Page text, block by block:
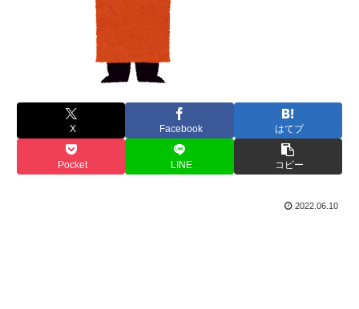
X Facebook はてブ
Pocket LINE コピー
2022.06.10